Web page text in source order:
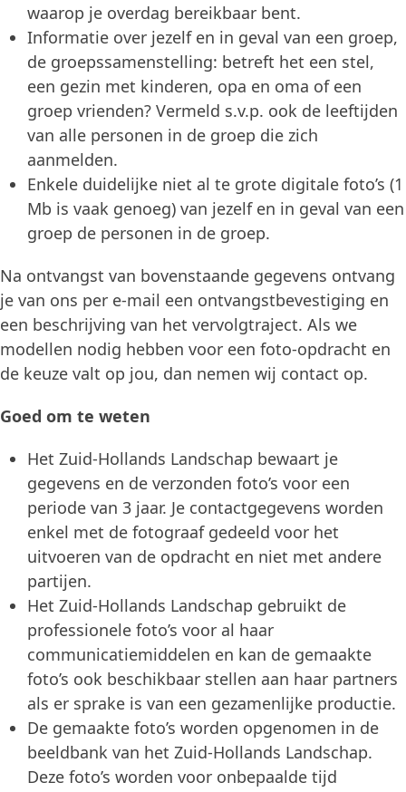
waarop je overdag bereikbaar bent.
Informatie over jezelf en in geval van een groep,
de groepssamenstelling: betreft het een stel,
een gezin met kinderen, opa en oma of een
groep vrienden? Vermeld s.v.p. ook de leeftijden
van alle personen in de groep die zich
aanmelden.
Enkele duidelijke niet al te grote digitale foto’s (1
Mb is vaak genoeg) van jezelf en in geval van een
groep de personen in de groep.
Na ontvangst van bovenstaande gegevens ontvang
je van ons per e-mail een ontvangstbevestiging en
een beschrijving van het vervolgtraject. Als we
modellen nodig hebben voor een foto-opdracht en
de keuze valt op jou, dan nemen wij contact op.
Goed om te weten
Het Zuid-Hollands Landschap bewaart je
gegevens en de verzonden foto’s voor een
periode van 3 jaar. Je contactgegevens worden
enkel met de fotograaf gedeeld voor het
uitvoeren van de opdracht en niet met andere
partijen.
Het Zuid-Hollands Landschap gebruikt de
professionele foto’s voor al haar
communicatiemiddelen en kan de gemaakte
foto’s ook beschikbaar stellen aan haar partners
als er sprake is van een gezamenlijke productie.
De gemaakte foto’s worden opgenomen in de
beeldbank van het Zuid-Hollands Landschap.
Deze foto’s worden voor onbepaalde tijd